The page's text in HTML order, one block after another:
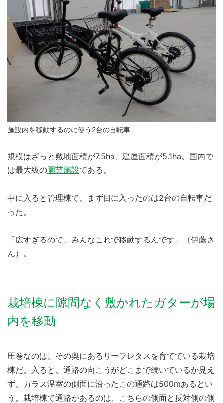
施設内を移動するのに使う2台の自転車
規模はざっと敷地面積が7.5ha、建屋面積が5.1ha。国内で
は最大級の園芸施設である。
中に入ると管理棟で、まず目に入ったのは2台の自転車だ
った。
「広すぎるので、みんなこれで移動するんです」（伊藤さ
ん）。
栽培棟に隙間なく敷かれたガターが場
内を移動
圧巻なのは、その奥にあるリーフレタスを育てている栽培
棟だ。入ると、通路の向こうがどこまで続いているか見え
ず、ガラス温室の側面に沿ったこの通路は500mあるとい
う。栽培棟で通路があるのは、こちらの側面と反対側の側